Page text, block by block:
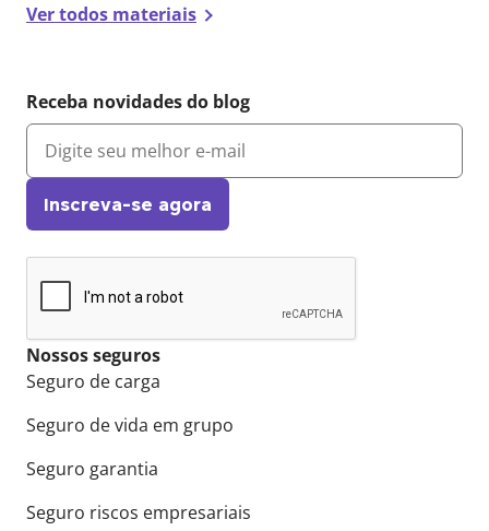
Nossos seguros
Seguro de carga
Seguro de vida em grupo
Seguro garantia
Seguro riscos empresariais
Ver todos materiais
Receba novidades do blog
Inscreva-se agora